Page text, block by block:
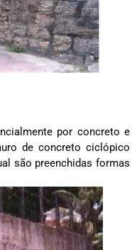
por concreto e
de concreto ciclópico
são preenchidas formas